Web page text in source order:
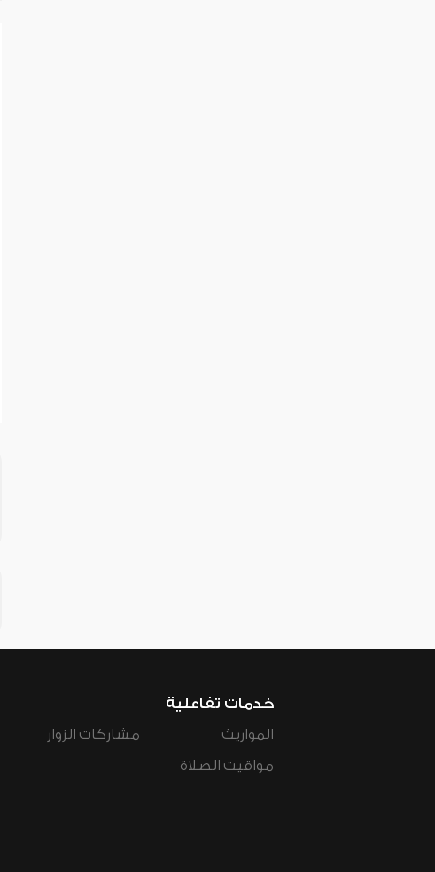
خدمات تفاعلية
المواريث
مواقيت الصلاة
مشاركات الزوار